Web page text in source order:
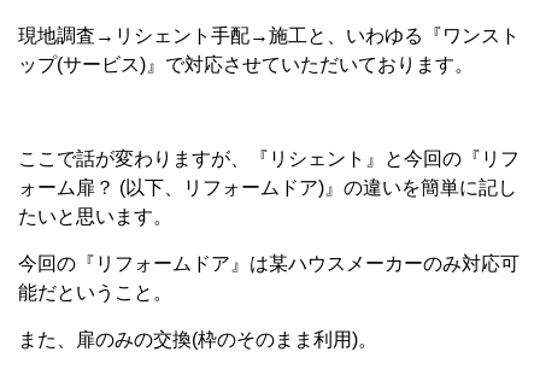
現地調査→リシェント手配→施工と、いわゆる『ワンスト
ップ(サービス)』で対応させていただいております。
ここで話が変わりますが、『リシェント』と今回の『リフ
ォーム扉？ (以下、リフォームドア)』の違いを簡単に記し
たいと思います。
今回の『リフォームドア』は某ハウスメーカーのみ対応可
能だということ。
また、扉のみの交換(枠のそのまま利用)。